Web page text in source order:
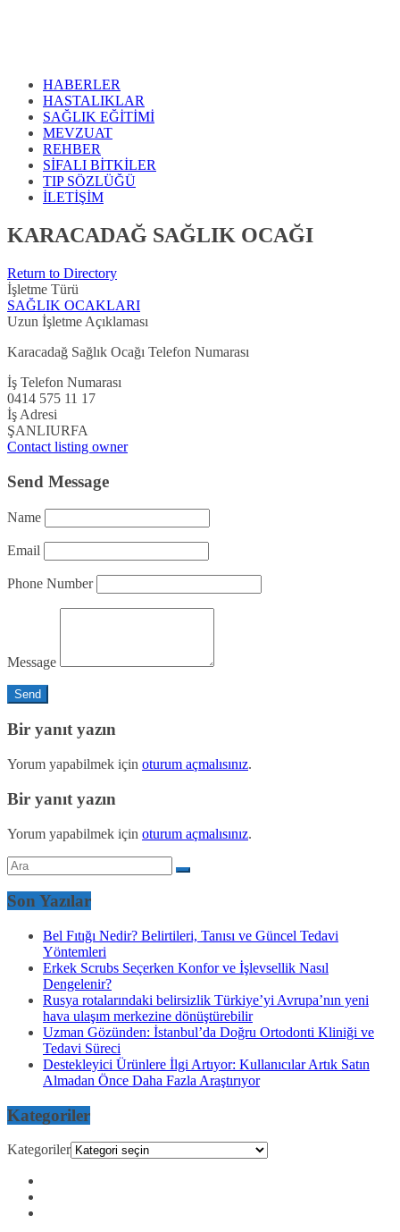
HABERLER
HASTALIKLAR
SAĞLIK EĞİTİMİ
MEVZUAT
REHBER
SİFALI BİTKİLER
TIP SÖZLÜĞÜ
İLETİŞİM
KARACADAĞ SAĞLIK OCAĞI
Return to Directory
İşletme Türü
SAĞLIK OCAKLARI
Uzun İşletme Açıklaması
Karacadağ Sağlık Ocağı Telefon Numarası
İş Telefon Numarası
0414 575 11 17
İş Adresi
ŞANLIURFA
Contact listing owner
Send Message
Name
Email
Phone Number
Message
Bir yanıt yazın
Yorum yapabilmek için oturum açmalısınız.
Bir yanıt yazın
Yorum yapabilmek için oturum açmalısınız.
Son Yazılar
Bel Fıtığı Nedir? Belirtileri, Tanısı ve Güncel Tedavi
Yöntemleri
Erkek Scrubs Seçerken Konfor ve İşlevsellik Nasıl
Dengelenir?
Rusya rotalarındaki belirsizlik Türkiye’yi Avrupa’nın yeni
hava ulaşım merkezine dönüştürebilir
Uzman Gözünden: İstanbul’da Doğru Ortodonti Kliniği ve
Tedavi Süreci
Destekleyici Ürünlere İlgi Artıyor: Kullanıcılar Artık Satın
Almadan Önce Daha Fazla Araştırıyor
Kategoriler
Kategoriler